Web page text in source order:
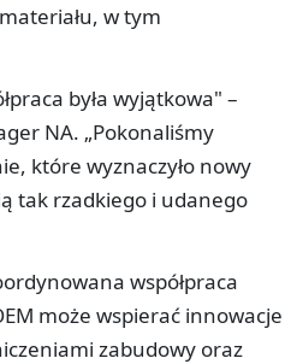
w tym
była wyjątkowa" –
NA. „Pokonaliśmy
które wyznaczyło nowy
tak rzadkiego i udanego
współpraca
może wspierać innowacje
zabudowy oraz